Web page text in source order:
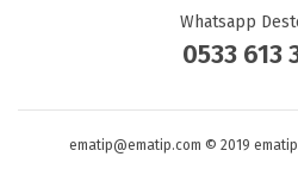
Whatsapp
0533 613
ematip@ematip.com © 2019